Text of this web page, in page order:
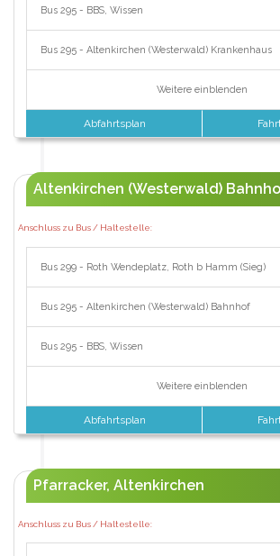
Bus 295 - BBS, Wissen
Bus 295 - Altenkirchen (Westerwald) Krankenhaus
Weitere einblenden
Abfahrtsplan
Altenkirchen (Westerwald)
Anschluss zu Bus / Haltestelle:
Bus 299 - Roth Wendeplatz, Roth b Hamm (Sieg)
Bus 295 - Altenkirchen (Westerwald) Bahnhof
Bus 295 - BBS, Wissen
Weitere einblenden
Abfahrtsplan
Pfarracker, Altenkirchen
Anschluss zu Bus / Haltestelle: